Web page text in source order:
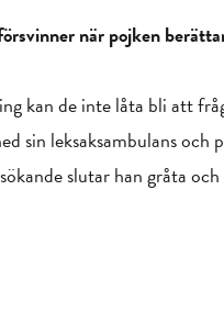
när pojken
kan de inte låta bli att
sin leksaksambulans
slutar han gråta